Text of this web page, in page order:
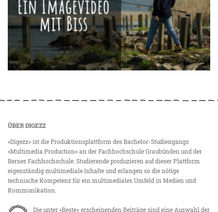
ÜBER DIGEZZ
«Digezz» ist die Produktionsplattform des Bachelor-Studiengangs
«Multimedia Production» an der Fachhochschule Graubünden und der
Berner Fachhochschule. Studierende produzieren auf dieser Plattform
eigenständig multimediale Inhalte und erlangen so die nötige
technische Kompetenz für ein multimediales Umfeld in Medien und
Kommunikation.
Die unter «Beste» erscheinenden Beiträge sind eine Auswahl der